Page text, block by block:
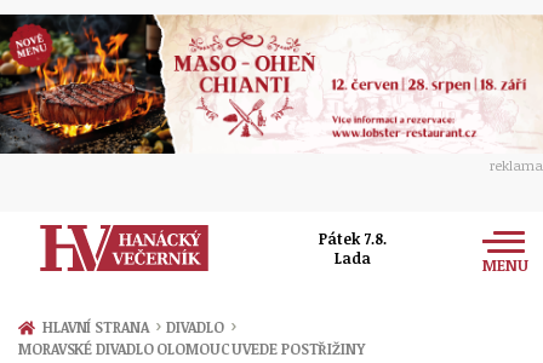
reklama
Pátek 7.8.
Lada
MENU
Zprávy
HLAVNÍ STRANA › DIVADLO ›
MORAVSKÉ DIVADLO OLOMOUC UVEDE POSTŘIŽINY